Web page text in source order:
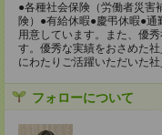
●各種社会保険（労働者災害
険）●有給休暇●慶弔休暇●
用意しています。また、優
す。優秀な実績をおさめた
にわたりご活躍いただいた
フォローについて